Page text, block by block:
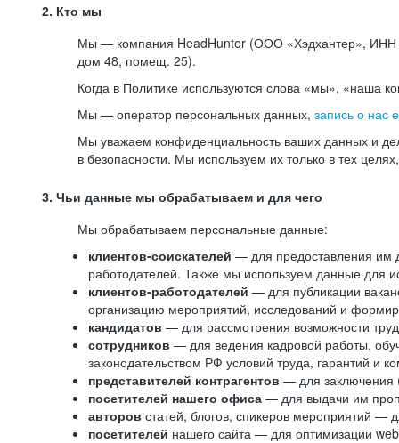
2. Кто мы
Мы — компания HeadHunter (ООО «Хэдхантер», ИНН
дом 48, помещ. 25).
Когда в Политике используются слова «мы», «наша
Мы — оператор персональных данных, запись о нас
Мы уважаем конфиденциальность ваших данных и
в безопасности. Мы используем их только в тех
3. Чьи данные мы обрабатываем и для чего
Мы обрабатываем персональные данные:
клиентов-соискателей — для предоставления им
работодателей. Также мы используем данные для
клиентов-работодателей — для публикации
организацию мероприятий, исследований и
кандидатов — для рассмотрения возможности
сотрудников — для ведения кадровой работы,
законодательством РФ условий труда, гарантий и
представителей контрагентов — для заключения
посетителей нашего офиса — для выдачи им
авторов статей, блогов, спикеров мероприятий —
посетителей нашего сайта — для оптимизации